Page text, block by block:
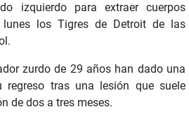
izquierdo para extraer cuerpos
los Tigres de Detroit de las
zurdo de 29 años han dado una
regreso tras una lesión que suele
de dos a tres meses.